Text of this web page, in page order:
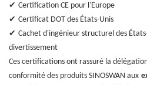
✔ Certification CE pour l'Europe
✔ Certificat DOT des États-Unis
✔ Cachet d'ingénieur structurel des
divertissement
Ces certifications ont rassuré la
conformité des produits SINOSWAN aux